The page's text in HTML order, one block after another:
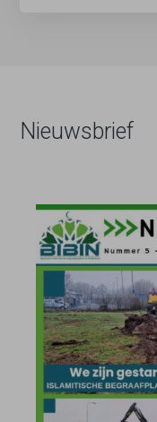
Nieuwsbrief